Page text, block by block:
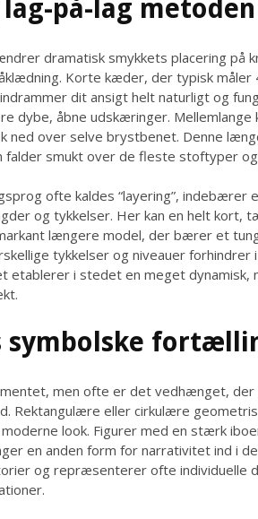
på-lag metoden
dramatisk smykkets placering på
Korte kæder, der typisk
dit ansigt helt naturligt og
dybe, åbne udskæringer.
ned over selve brystbenet. Denne
falder smukt over de fleste stoftyper
ofte kaldes “layering”, indebærer
og tykkelser. Her kan en helt kort,
længere model, der bærer et
tykkelser og niveauer
etablerer i stedet en meget
symbolske
men ofte er det vedhænget, der
Rektangulære eller cirkulære
look. Figurer med en stærk
en anden form for narrativitet ind i
og repræsenterer ofte individuelle